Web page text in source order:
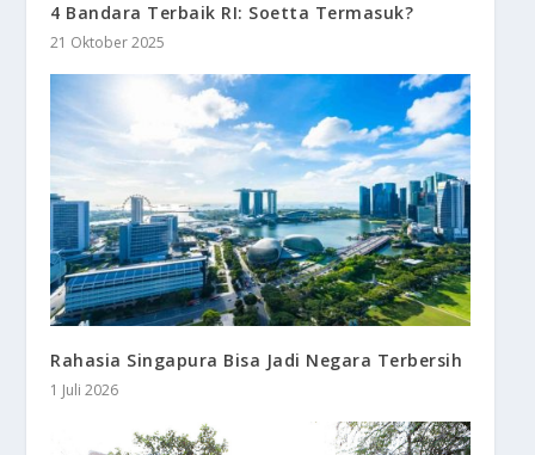
4 Bandara Terbaik RI: Soetta Termasuk?
21 Oktober 2025
Rahasia Singapura Bisa Jadi Negara Terbersih
1 Juli 2026